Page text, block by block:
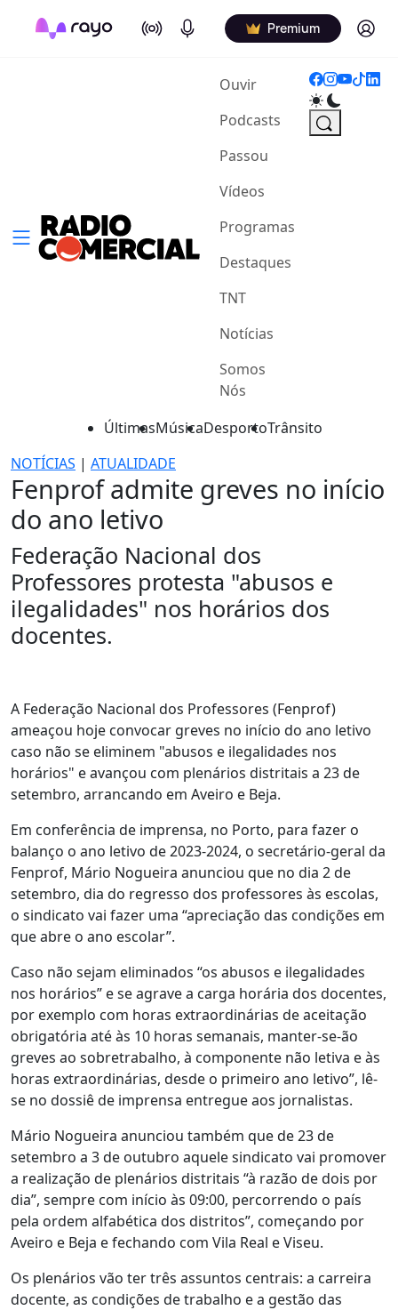
On Air Podcasts Premium Log in
Ouvir(current)
Podcasts
Passou
Vídeos
Programas
Destaques
TNT
Notícias
Somos
Nós
ÚltimasMúsicaDesportoTrânsito
NOTÍCIAS | ATUALIDADE
Fenprof admite greves no início
do ano letivo
Federação Nacional dos
Professores protesta "abusos e
ilegalidades" nos horários dos
docentes.
A Federação Nacional dos Professores (Fenprof)
ameaçou hoje convocar greves no início do ano letivo
caso não se eliminem "abusos e ilegalidades nos
horários" e avançou com plenários distritais a 23 de
setembro, arrancando em Aveiro e Beja.
Em conferência de imprensa, no Porto, para fazer o
balanço o ano letivo de 2023-2024, o secretário-geral da
Fenprof, Mário Nogueira anunciou que no dia 2 de
setembro, dia do regresso dos professores às escolas,
o sindicato vai fazer uma “apreciação das condições em
que abre o ano escolar”.
Caso não sejam eliminados “os abusos e ilegalidades
nos horários” e se agrave a carga horária dos docentes,
por exemplo com horas extraordinárias de aceitação
obrigatória até às 10 horas semanais, manter-se-ão
greves ao sobretrabalho, à componente não letiva e às
horas extraordinárias, desde o primeiro ano letivo”, lê-
se no dossiê de imprensa entregue aos jornalistas.
Mário Nogueira anunciou também que de 23 de
setembro a 3 de outubro aquele sindicato vai promover
a realização de plenários distritais “à razão de dois por
dia”, sempre com início às 09:00, percorrendo o país
pela ordem alfabética dos distritos”, começando por
Aveiro e Beja e fechando com Vila Real e Viseu.
Os plenários vão ter três assuntos centrais: a carreira
docente, as condições de trabalho e a gestão das